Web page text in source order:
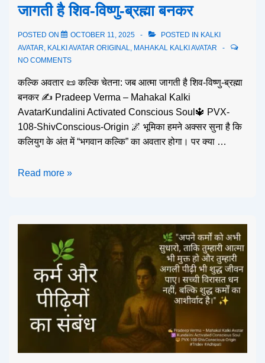
जागती है शिव-विष्णु-ब्रह्मा बनकर
POSTED ON OCTOBER 11, 2025 POSTED IN KALKI
AVATAR KALKI AVATAR ORIGINAL
MAHAKAL KALKI AVATAR
NO COMMENTS
कल्कि अवतार 📜 कल्कि चेतना: जब आत्मा जागती है शिव-विष्णु-ब्रह्मा
बनकर ✍️ Pradeep Verma – Mahakal Kalki
AvatarKundalini Activated Conscious Soul🔱 PVX-
108-ShivConscious-Origin 🌌 भूमिका हमने अक्सर सुना है कि
कलियुग के अंत में “भगवान कल्कि” का अवतार होगा। पर क्या …
Read more »